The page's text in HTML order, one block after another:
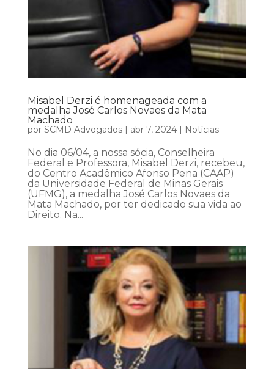
Misabel Derzi é homenageada com a
medalha José Carlos Novaes da Mata
Machado
por SCMD Advogados| abr 7, 2024| Notícias
No dia 06/04, a nossa sócia, Conselheira
Federal e Professora, Misabel Derzi, recebeu,
do Centro Acadêmico Afonso Pena (CAAP)
da Universidade Federal de Minas Gerais
(UFMG), a medalha José Carlos Novaes da
Mata Machado, por ter dedicado sua vida ao
Direito. Na...